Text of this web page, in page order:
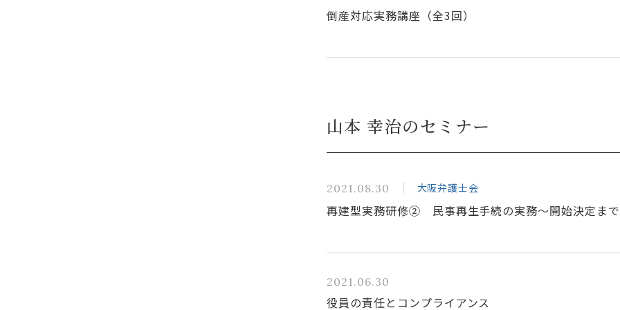
倒産対応実務講座（全3回）
山本 幸治のセミナー
2021.08.30 大阪弁護士会
再建型実務研修② 民事再生手続の実務～開始決定ま
2021.06.30
役員の責任とコンプライアンス